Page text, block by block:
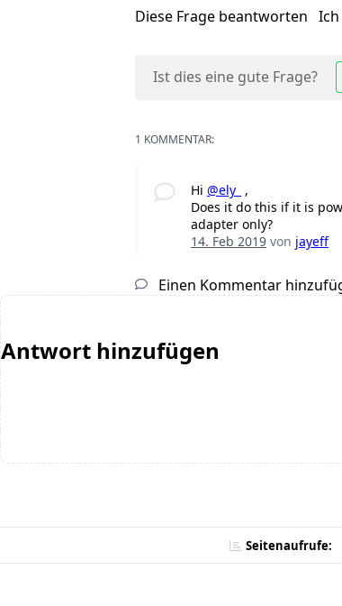
Diese Frage beantworten
Ist dies eine gute Frage?
1 KOMMENTAR:
Hi@ely_ ,
Does it do this if it is
adapter only?
14. Feb 2019 von jayeff
Einen Kommentar
Antwort hinzufügen
Seitenaufrufe: